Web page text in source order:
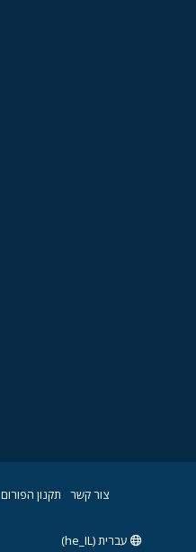
צור קשר תקנון הפורום
עברית (he_IL)